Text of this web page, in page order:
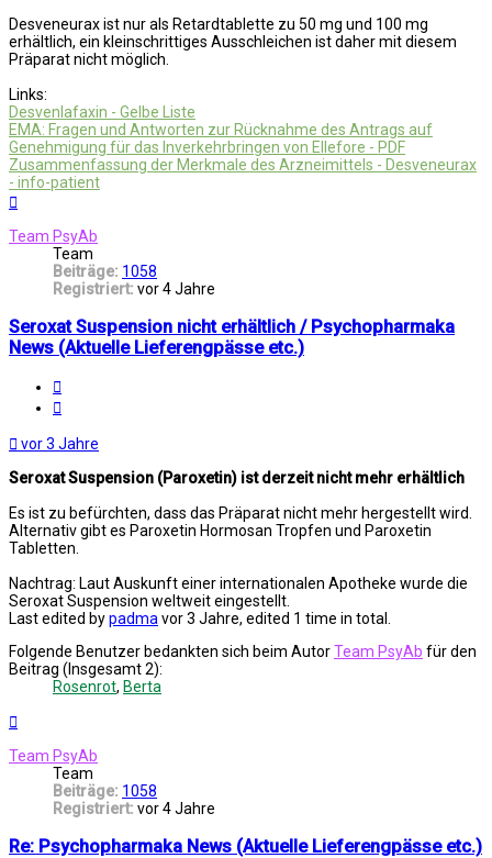
Desveneurax ist nur als Retardtablette zu 50 mg und 100 mg
erhältlich, ein kleinschrittiges Ausschleichen ist daher mit diesem
Präparat nicht möglich.
Links:
Desvenlafaxin - Gelbe Liste
EMA: Fragen und Antworten zur Rücknahme des Antrags auf
Genehmigung für das Inverkehrbringen von Ellefore - PDF
Zusammenfassung der Merkmale des Arzneimittels - Desveneurax
- info-patient
Team PsyAb
Team
Beiträge: 1058
Registriert: vor 4 Jahre
Seroxat Suspension nicht erhältlich / Psychopharmaka
News (Aktuelle Lieferengpässe etc.)
vor 3 Jahre
Seroxat Suspension (Paroxetin) ist derzeit nicht mehr erhältlich
Es ist zu befürchten, dass das Präparat nicht mehr hergestellt wird.
Alternativ gibt es Paroxetin Hormosan Tropfen und Paroxetin
Tabletten.
Nachtrag: Laut Auskunft einer internationalen Apotheke wurde die
Seroxat Suspension weltweit eingestellt.
Last edited bypadma vor 3 Jahre, edited 1 time in total.
Folgende Benutzer bedankten sich beim AutorTeam PsyAb für den
Beitrag (Insgesamt 2):
Rosenrot, Berta
Team PsyAb
Team
Beiträge: 1058
Registriert: vor 4 Jahre
Re: Psychopharmaka News (Aktuelle Lieferengpässe etc.)